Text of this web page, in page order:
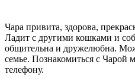
Чара привита, здорова,
Ладит с другими кошками и
общительна и дружелюбна.
семье. Познакомиться с Чарой
телефону.